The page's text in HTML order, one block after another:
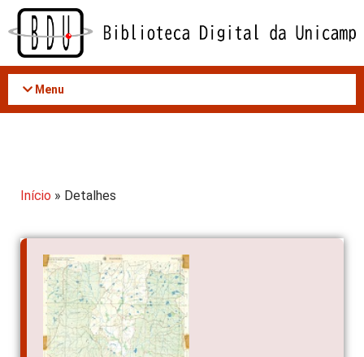
Acessar
conteúdo
Menu
Início » Detalhes